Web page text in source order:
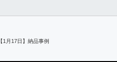
【1月17日】納品事例